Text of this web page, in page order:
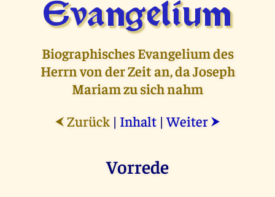
Evangelium
Biographisches Evangelium des
Herrn von der Zeit an, da Joseph
Mariam zu sich nahm
⮜ Zurück | Inhalt |Weiter ⮞
Vorrede